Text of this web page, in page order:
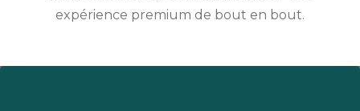
expérience premium de bout en bout.